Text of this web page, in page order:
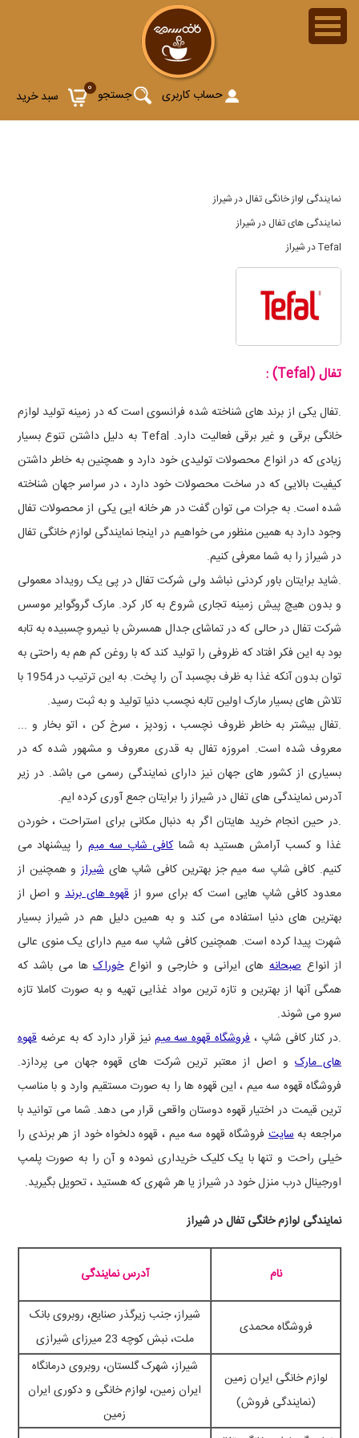
0 سبد خرید جستجو حساب کاربری
نمایندگی های لوازم خانگی تفال در شیراز
نمایندگی لواز خانگی تفال در شیراز
نمایندگی های تفال در شیراز
Tefal در شیراز
تفال(Tefal)
:
.تفال یکی از برند های شناخته شده فرانسوی است که در زمینه تولید لوازم
خانگی برقی و غیر برقی فعالیت دارد. Tefal به دلیل داشتن تنوع بسیار
زیادی که در انواع محصولات تولیدی خود دارد و همچنین به خاطر داشتن
کیفیت بالایی که در ساخت محصولات خود دارد ، در سراسر جهان شناخته
شده است. به جرات می توان گفت در هر خانه ایی یکی از محصولات تفال
وجود دارد به همین منظور می خواهیم در اینجا نمایندگی لوازم خانگی تفال
در شیراز را به شما معرفی کنیم.
.شاید برایتان باور کردنی نباشد ولی شرکت تفال در پی یک رویداد معمولی
و بدون هیچ پیش زمینه تجاری شروع به کار کرد. مارک گروگوایر موسس
شرکت تفال در حالی که در تماشای جدال همسرش با نیمرو چسبیده به تابه
بود به این فکر افتاد که ظروفی را تولید کند که با روغن کم هم به راحتی به
توان بدون آنکه غذا به ظرف بچسبد آن را پخت. به این ترتیب در 1954 با
تلاش های بسیار مارک اولین تابه نچسب دنیا تولید و به ثبت رسید.
.تفال بیشتر به خاطر ظروف نچسب ، زودپز ، سرخ کن ، اتو بخار و ...
معروف شده است. امروزه تفال به قدری معروف و مشهور شده که در
بسیاری از کشور های جهان نیز دارای نمایندگی رسمی می باشد. در زیر
آدرس نمایندگی های تفال در شیراز را برایتان جمع آوری کرده ایم.
.در حین انجام خرید هایتان اگر به دنبال مکانی برای استراحت ، خوردن
غذا و کسب آرامش هستید به شماکافی شاپ سه میم را پیشنهاد می
کنیم. کافی شاپ سه میم جز بهترین کافی شاپ های شیرازو همچنین از
معدود کافی شاپ هایی است که برای سرو ازقهوه های برند و اصل از
بهترین های دنیا استفاده می کند و به همین دلیل هم در شیراز بسیار
شهرت پیدا کرده است. همچنین کافی شاپ سه میم دارای یک منوی عالی
از انواعصبحانههای ایرانی و خارجی و انواعخوراکها می باشد که
همگی آنها از بهترین و تازه ترین مواد غذایی تهیه و به صورت کاملا تازه
سرو می شوند.
.در کنار کافی شاپ ،فروشگاه قهوه سه میم نیز قرار دارد که به عرضهقهوه
های مارکو اصل از معتبر ترین شرکت های قهوه جهان می پردازد.
فروشگاه قهوه سه میم ، این قهوه ها را به صورت مستقیم وارد و با مناسب
ترین قیمت در اختیار قهوه دوستان واقعی قرار می دهد. شما می توانید با
مراجعه بهسایتفروشگاه قهوه سه میم ، قهوه دلخواه خود از هر برندی را
خیلی راحت و تنها با یک کلیک خریداری نموده و آن را به صورت پلمپ
اورجینال درب منزل خود در شیراز یا هر شهری که هستید ، تحویل بگیرید.
نمایندگی لوازم خانگی تفال در شیراز
نام آدرس نمایندگی
فروشگاه محمدی
شیراز، جنب زیرگذر صنایع، روبروی بانک
ملت، نبش کوچه 23 میرزای شیرازی
لوازم خانگی ایران زمین
(نمایندگی فروش)
شیراز، شهرک گلستان، روبروی درمانگاه
ایران زمین، لوازم خانگی و دکوری ایران
زمین